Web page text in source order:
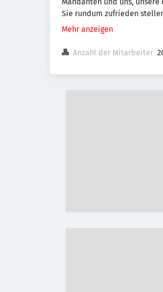
Sie rundum zufrieden
Mehr anzeigen
Anzahl der Mitarbeiter